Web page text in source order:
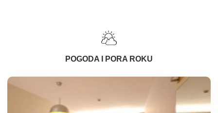
POGODA I PORA ROKU